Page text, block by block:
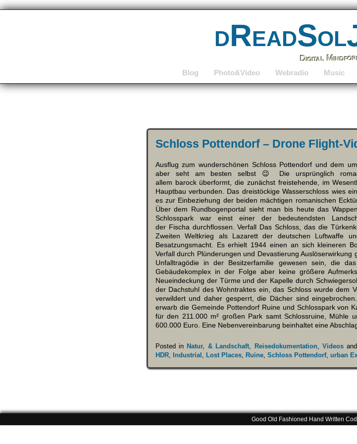
Digital
Blog Photo&Video Webradio Music
Schloss Pottendorf – Drone Flight-
Ausflug zum wunderschönen Schloss Pottendorf und dem
aber seht am besten selbst 😉 Die ursprünglich
allem barock überformt, die zunächst freistehende, im
Hauptbau verbunden. Das dreistöckige Wasserschloss wies
es zur Einbeziehung der beiden mächtigen romanischen
Über dem Rundbogenportal sieht man bis heute das
Schlosspark war einst einer der bedeutendsten
der Fischa durchflossen. Verfall Das Schloss, das die
Zweiten Weltkrieg als Lazarett der deutschen Luftwaffe
Besatzungsmacht. Es erhielt 1944 einen an sich kleineren
Verfall durch Plünderungen und Devastierung
Unfalltragödie in der Besitzerfamilie gewesen sein, die
Gebäudekomplex in der Folge aber keine größere
Neueindeckung der Türme und der Kapelle durch
der Dachstuhl des Wohntraktes ein, das Schloss wurde dem
verwildert und daher gesperrt, die Dächer sind
erwarb die Gemeinde Pottendorf Ruine und Schlosspark von
für den 211.000 m² großen Park samt Schlossruine, Mühle
600.000 Euro. Eine Nebenvereinbarung beinhaltet eine
Posted in Natur, & Landschaft, Reisedokumentation, Videosand
HDR, Industrial , Lost Places, Ruine, Schloss Pottendorf, urban
Good Old Fashioned Hand Written